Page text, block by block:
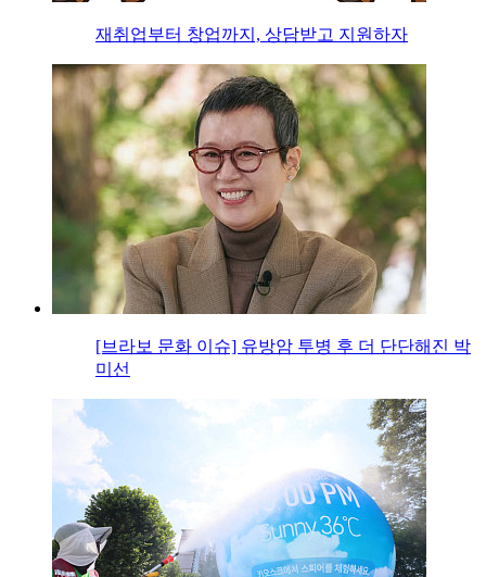
재취업부터 창업까지, 상담받고 지원하자
[브라보 문화 이슈] 유방암 투병 후 더 단단해진 박
미선